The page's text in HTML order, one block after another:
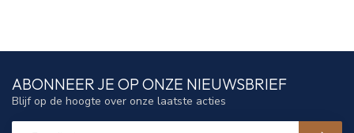
ABONNEER JE OP ONZE NIEUWSBRIEF
Blijf op de hoogte over onze laatste acties